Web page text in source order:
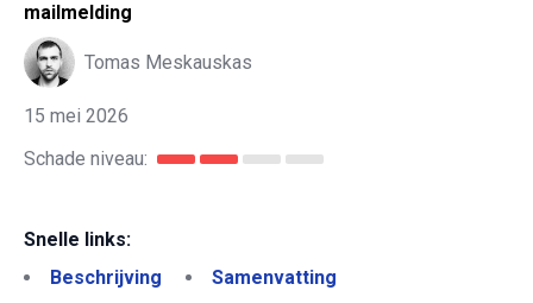
mailmelding
Tomas Meskauskas
15 mei 2026
Schade niveau:
Snelle links:
Beschrijving
Samenvatting